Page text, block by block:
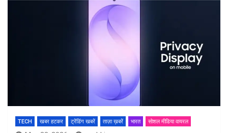
TECH खबर हटकर ट्रेंडिंग खबरें ताज़ा ख़बरें भारत सोशल मीडिया वायरल